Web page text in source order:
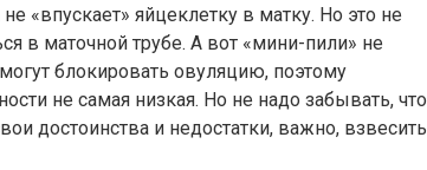
«впускает» яйцеклетку в матку. Но это не
в маточной трубе. А вот «мини-пили» не
блокировать овуляцию, поэтому
не самая низкая. Но не надо забывать, что
достоинства и недостатки, важно, взвесить